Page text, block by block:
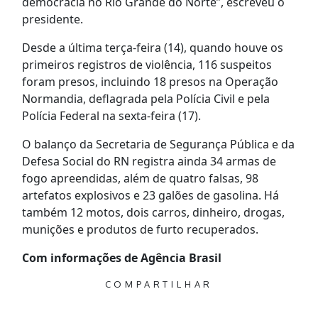
presidente.
Desde a última terça-feira (14), quando houve os
primeiros registros de violência, 116 suspeitos
foram presos, incluindo 18 presos na Operação
Normandia, deflagrada pela Polícia Civil e pela
Polícia Federal na sexta-feira (17).
O balanço da Secretaria de Segurança Pública e da
Defesa Social do RN registra ainda 34 armas de
fogo apreendidas, além de quatro falsas, 98
artefatos explosivos e 23 galões de gasolina. Há
também 12 motos, dois carros, dinheiro, drogas,
munições e produtos de furto recuperados.
Com informações de Agência Brasil
COMPARTILHAR